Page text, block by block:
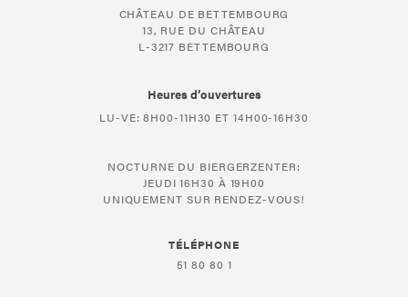
CHÂTEAU DE BETTEMBOURG
13, RUE DU CHÂTEAU
L-3217 BETTEMBOURG
Heures d’ouvertures
LU-VE: 8H00-11H30 ET 14H00-16H30
NOCTURNE DU BIERGERZENTER:
JEUDI 16H30 À 19H00
UNIQUEMENT SUR RENDEZ-VOUS!
TÉLÉPHONE
51 80 80 1